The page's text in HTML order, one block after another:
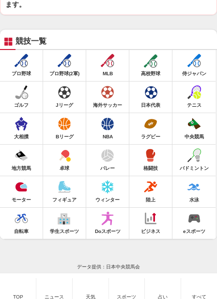
ます。
競技一覧
プロ野球 プロ野球(2軍) MLB 高校野球 侍ジャパン
ゴルフ Jリーグ 海外サッカー 日本代表 テニス
大相撲 Bリーグ NBA ラグビー 中央競馬
地方競馬 卓球 バレー 格闘技 バドミントン
モーター フィギュア ウィンター 陸上 水泳
自転車 学生スポーツ Doスポーツ ビジネス eスポーツ
データ提供：日本中央競馬会
TOP ニュース 天気 スポーツ 占い すべて